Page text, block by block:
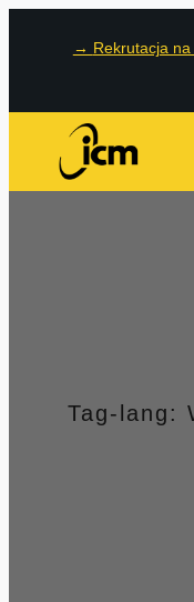
→ Rekrutacja
Tag-lang: